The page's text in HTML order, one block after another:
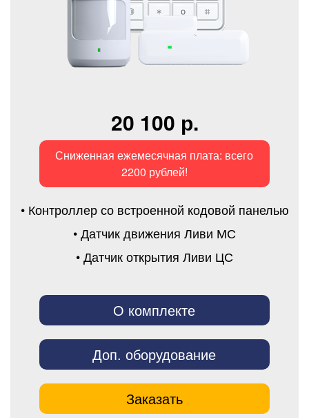
20 100 р.
Сниженная ежемесячная плата: всего
2200 рублей!
• Контроллер со встроенной кодовой панелью
• Датчик движения Ливи МС
• Датчик открытия Ливи ЦС
О комплекте
Доп. оборудование
Заказать